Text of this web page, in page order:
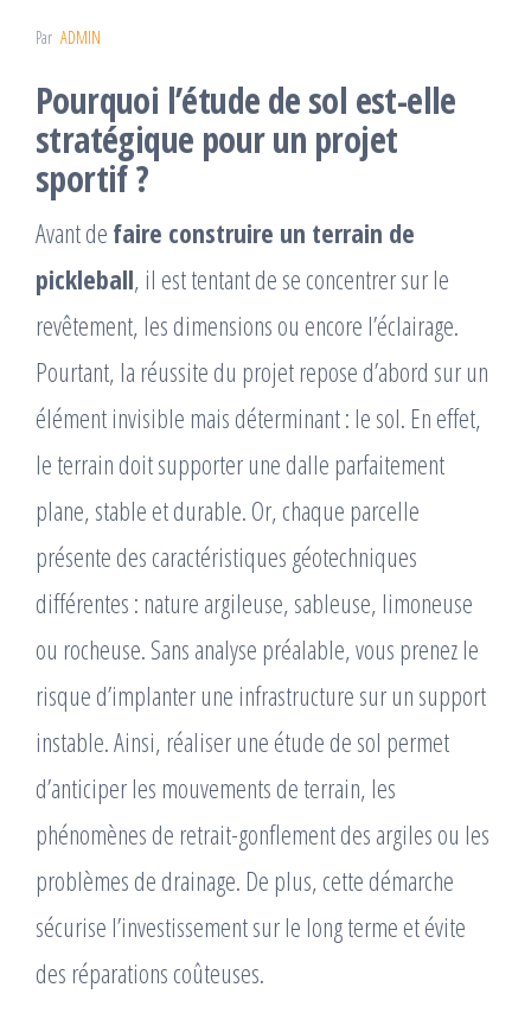
Par ADMIN
Pourquoi l’étude de sol est-elle
stratégique pour un projet
sportif ?
Avant de faire construire un terrain de
pickleball, il est tentant de se concentrer sur le
revêtement, les dimensions ou encore l’éclairage.
Pourtant, la réussite du projet repose d’abord sur un
élément invisible mais déterminant : le sol. En effet,
le terrain doit supporter une dalle parfaitement
plane, stable et durable. Or, chaque parcelle
présente des caractéristiques géotechniques
différentes : nature argileuse, sableuse, limoneuse
ou rocheuse. Sans analyse préalable, vous prenez le
risque d’implanter une infrastructure sur un support
instable. Ainsi, réaliser une étude de sol permet
d’anticiper les mouvements de terrain, les
phénomènes de retrait-gonflement des argiles ou les
problèmes de drainage. De plus, cette démarche
sécurise l’investissement sur le long terme et évite
des réparations coûteuses.